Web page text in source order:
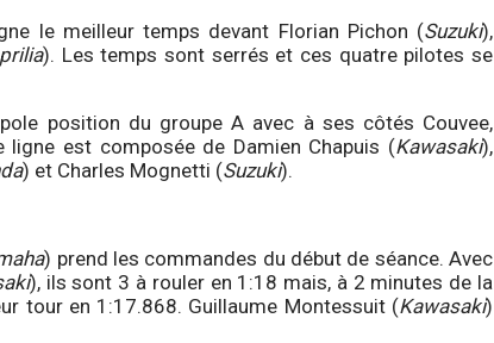
le meilleur temps devant Florian Pichon (Suzuki),
). Les temps sont serrés et ces quatre pilotes se
position du groupe A avec à ses côtés Couvee,
ligne est composée de Damien Chapuis (Kawasaki),
) et Charles Mognetti (Suzuki).
) prend les commandes du début de séance. Avec
), ils sont 3 à rouler en 1:18 mais, à 2 minutes de la
tour en 1:17.868. Guillaume Montessuit (Kawasaki)